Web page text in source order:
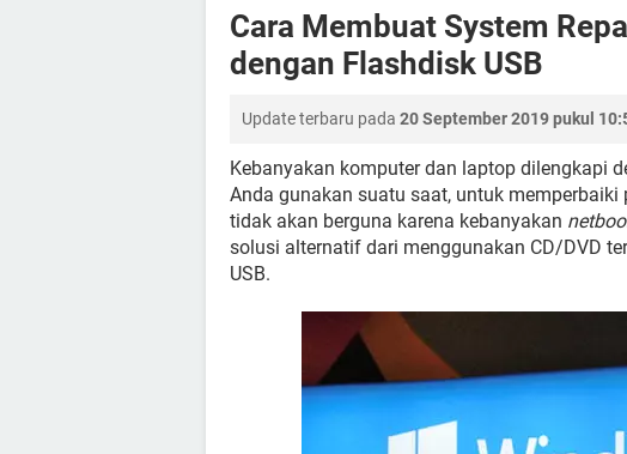
Cara Membuat System
dengan Flashdisk USB
Update terbaru pada 20 September 2019 pukul
Kebanyakan komputer dan laptop dilengkapi
Anda gunakan suatu saat, untuk memperbaiki
tidak akan berguna karena kebanyakan
solusi alternatif dari menggunakan CD/DVD
USB.